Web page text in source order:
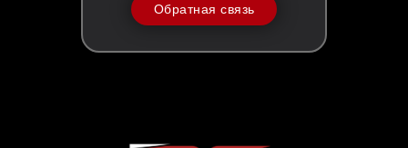
Обратная связь